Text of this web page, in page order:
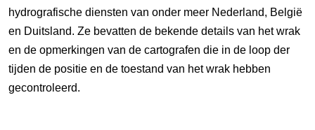
hydrografische diensten van onder meer Nederland, België
en Duitsland. Ze bevatten de bekende details van het wrak
en de opmerkingen van de cartografen die in de loop der
tijden de positie en de toestand van het wrak hebben
gecontroleerd.